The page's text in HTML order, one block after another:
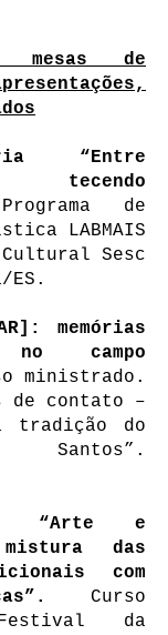
mesas de
“Entre
de
LABMAIS
Sesc
memórias
campo
ministrado.
de contato –
tradição do
Santos”.
“Arte e
das
com
Curso
da